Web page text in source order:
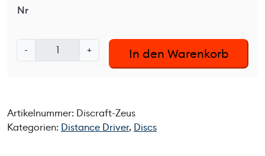
Nr
-
D
i
a
f
+ In den Warenkorb
Artikelnummer: Discraft-Zeus
Kategorien: Distance Driver, Discs